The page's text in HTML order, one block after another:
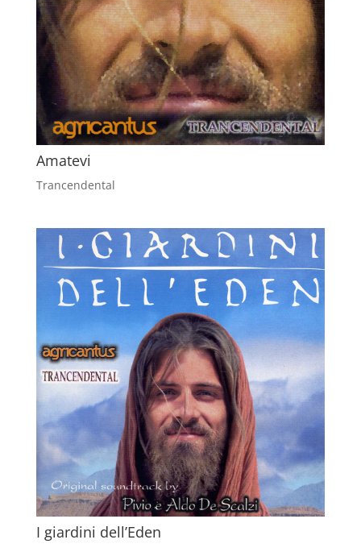
Amatevi
Trancendental
I giardini dell’Eden